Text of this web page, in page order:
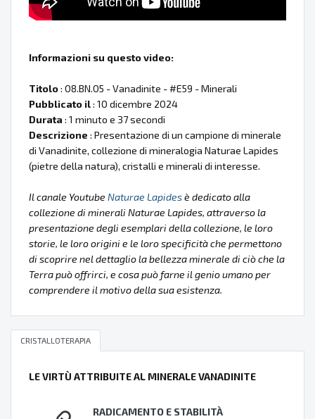
Informazioni su questo video:
Titolo: 08.BN.05 - Vanadinite - #E59 - Minerali
Pubblicato il: 10 dicembre 2024
Durata : 1 minuto e 37 secondi
Descrizione : Presentazione di un campione di minerale
di Vanadinite, collezione di mineralogia Naturae Lapides
(pietre della natura), cristalli e minerali di interesse.
Il canale Youtube Naturae Lapidesè dedicato alla
collezione di minerali Naturae Lapides, attraverso la
presentazione degli esemplari della collezione, le loro
storie, le loro origini e le loro specificità che permettono
di scoprire nel dettaglio la bellezza minerale di ciò che la
Terra può offrirci, e cosa può farne il genio umano per
comprendere il motivo della sua esistenza.
CRISTALLOTERAPIA
LE VIRTÙ ATTRIBUITE AL MINERALE VANADINITE
RADICAMENTO E STABILITÀ